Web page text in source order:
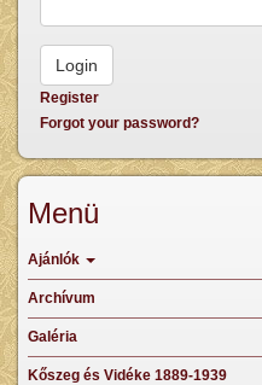
Register
Forgot your password?
Menü
Ajánlók
Archívum
Galéria
Kőszeg és Vidéke 1889-1939